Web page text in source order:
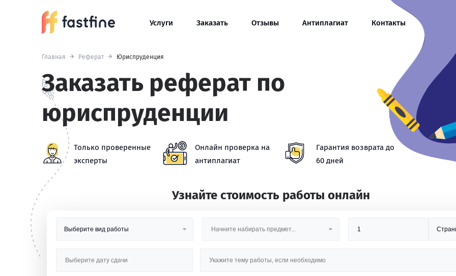
Услуги Заказать Отзывы Антиплагиат Контакты
Главная Реферат Юриспруденция
Заказать реферат по
юриспруденции
Только проверенные
эксперты
Онлайн проверка на
антиплагиат
Гарантия возврата до
60 дней
Узнайте стоимость работы онлайн